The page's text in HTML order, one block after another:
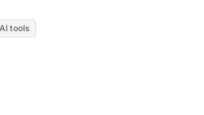
AI tools